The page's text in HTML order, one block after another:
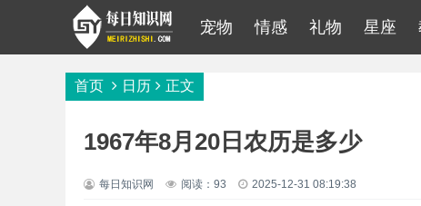
宠物 情感 礼物 星座
首页 日历 正文
1967年8月20日农历是多少
每日知识网 阅读：93 2025-12-31 08:19:38